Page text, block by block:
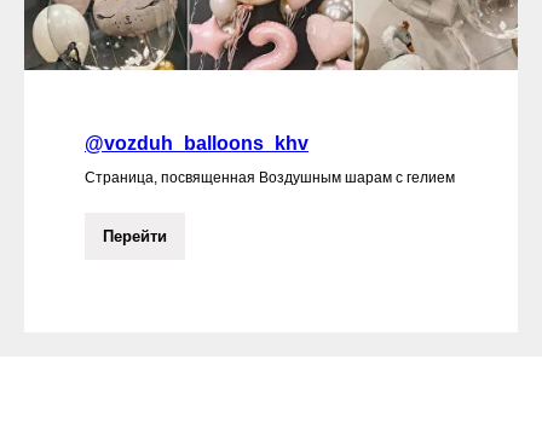
@vozduh_balloons_khv
Страница, посвященная Воздушным шарам с гелием
Перейти